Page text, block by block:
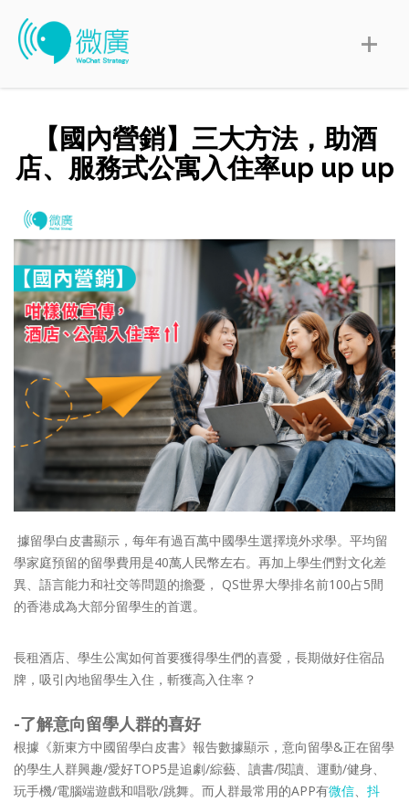
【國內營銷】三大方法，助酒
店、服務式公寓入住率up up up
據留學白皮書顯示，每年有過百萬中國學生選擇境外求學。平均留
學家庭預留的留學費用是40萬人民幣左右。再加上學生們對文化差
異、語言能力和社交等問題的擔憂， QS世界大學排名前100占5間
的香港成為大部分留學生的首選。
長租酒店、學生公寓如何首要獲得學生們的喜愛，長期做好住宿品
牌，吸引內地留學生入住，斬獲高入住率？
-了解意向留學人群的喜好
根據《新東方中國留學白皮書》報告數據顯示，意向留學&正在留學
的學生人群興趣/愛好TOP5是追劇/綜藝、讀書/閱讀、運動/健身、
玩手機/電腦端遊戲和唱歌/跳舞。而人群最常用的APP有微信、 抖